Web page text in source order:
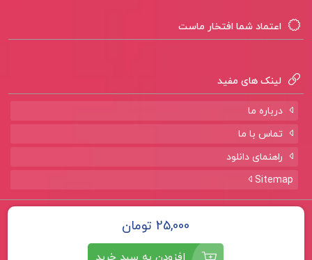
اعتماد شما افتخار ماست
لینک های مفید
درباره ما
تماس با ما
راهنمای دانلود
Sitemap
تمامی حقوق برای سایت پروژه لند 25,000 تومان